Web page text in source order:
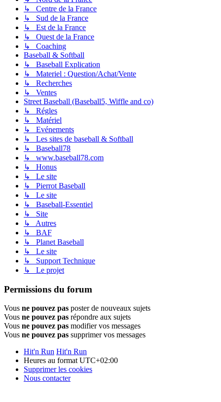
↳ Centre de la France
↳ Sud de la France
↳ Est de la France
↳ Ouest de la France
↳ Coaching
Baseball & Softball
↳ Baseball Explication
↳ Materiel : Question/Achat/Vente
↳ Recherches
↳ Ventes
Street Baseball (Baseball5, Wiffle and co)
↳ Régles
↳ Matériel
↳ Evénements
↳ Les sites de baseball & Softball
↳ Baseball78
↳ www.baseball78.com
↳ Honus
↳ Le site
↳ Pierrot Baseball
↳ Le site
↳ Baseball-Essentiel
↳ Site
↳ Autres
↳ BAF
↳ Planet Baseball
↳ Le site
↳ Support Technique
↳ Le projet
Permissions du forum
Vous ne pouvez pas poster de nouveaux sujets
Vous ne pouvez pas répondre aux sujets
Vous ne pouvez pas modifier vos messages
Vous ne pouvez pas supprimer vos messages
Hit'n Run Hit'n Run
Heures au formatUTC+02:00
Supprimer les cookies
Nous contacter